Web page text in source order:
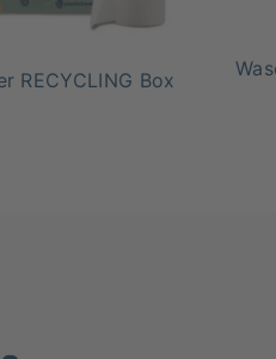
RECYCLING Box